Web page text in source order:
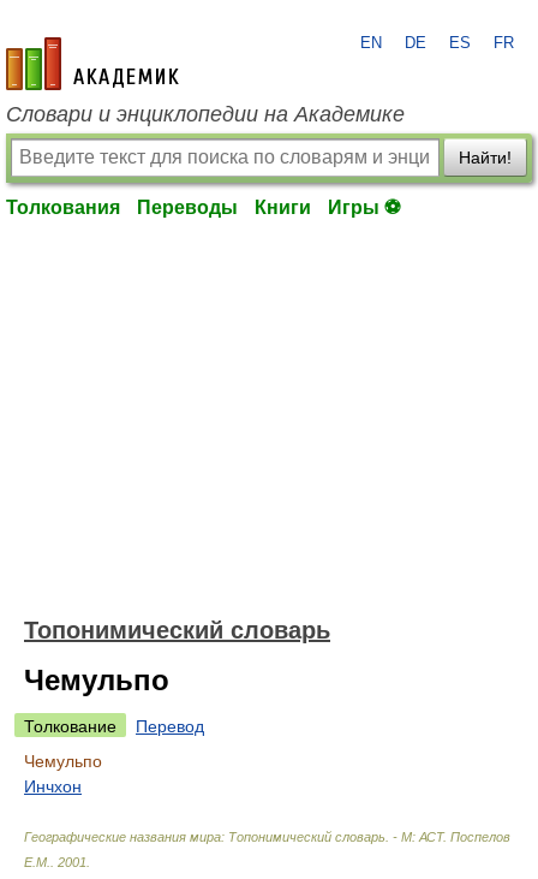
academic.ru
EN DE ES FR
Словари и энциклопедии на Академике
Найти!
Толкования Переводы Книги Игры ⚽
Топонимический словарь
Чемульпо
Толкование
Перевод
Чемульпо
Инчхон
Географические названия мира: Топонимический словарь. - М: АСТ. Поспелов
Е.М.
2001